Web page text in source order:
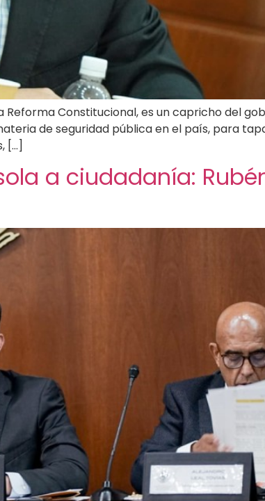
Reforma Constitucional, es un capricho del
de seguridad pública en el país, para
[…]
a ciudadanía: